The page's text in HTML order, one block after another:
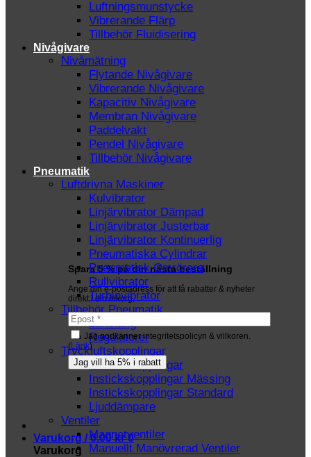
Spara 5 % på din nästa beställning
Ange din e-postadress för att få rabatter & nyheter
direkt i din inkorg.
Jag godkänner integritetspolicyn & villkoren.
(Länk)
Varukorg /0.00kr 0
Varukorg
Luftningsmunstycke
Vibrerande Flärp
Tillbehör Fluidisering
Nivågivare
Nivåmätning
Flytande Nivågivare
Vibrerande Nivågivare
Kapacitiv Nivågivare
Membran Nivågivare
Paddelvakt
Pendel Nivågivare
Tillbehör Nivågivare
Pneumatik
Luftdrivna Maskiner
Kulvibrator
Linjärvibrator Dämpad
Linjärvibrator Justerbar
Linjärvibrator Kontinuerlig
Pneumatiska Cylindrar
Pneumatisk Omrörare
Rullvibrator
Turbinvibrator
Tillbehör Pneumatik
Luftslang
Regulatorer
Tryckluftskopplingar
Instickskopplingar
Instickskopplingar Mässing
Instickskopplingar Standard
Ljuddämpare
Ventiler
Magnetventiler
Manuellt Manövrerad Ventiler